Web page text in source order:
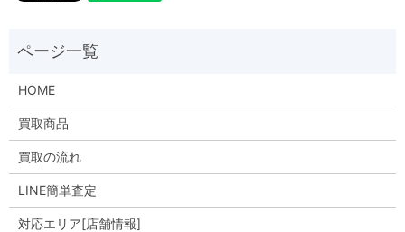
HOME
買取商品
買取の流れ
LINE簡単査定
対応エリア[店舗情報]